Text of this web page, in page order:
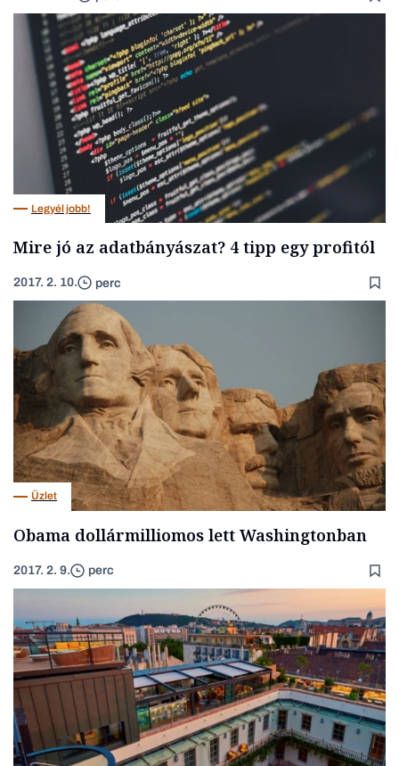
Legyél jobb!
Mire jó az adatbányászat? 4 tipp egy profitól
2017. 2. 10. perc
Üzlet
Obama dollármilliomos lett Washingtonban
2017. 2. 9. perc